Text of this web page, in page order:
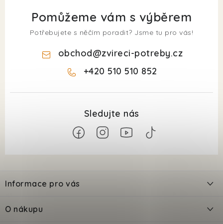
Pomůžeme vám s výběrem
Potřebujete s něčím poradit? Jsme tu pro vás!
obchod@zvireci-potreby.cz
+420 510 510 852
p
a
Informace pro vás
O nákupu